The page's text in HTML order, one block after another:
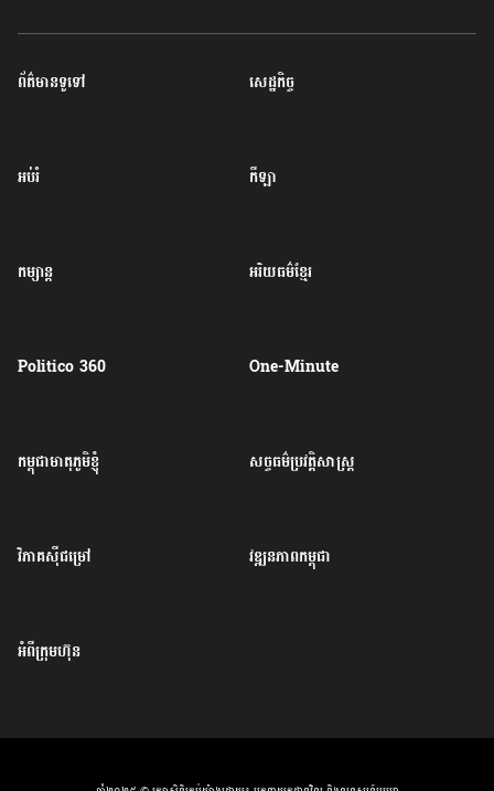
ព័ត៌មានទូទៅ សេដ្ឋកិច្ច
អប់រំ កីឡា
កម្សាន្ត អរិយធម៌ខ្មែរ
Politico 360 One-Minute
កម្ពុជាមាតុភូមិខ្ញុំ សច្ចធម៌ប្រវត្តិសាស្ត្រ
វិភាគសុីជម្រៅ វឌ្ឍនភាពកម្ពុជា
អំពីក្រុមហ៊ុន